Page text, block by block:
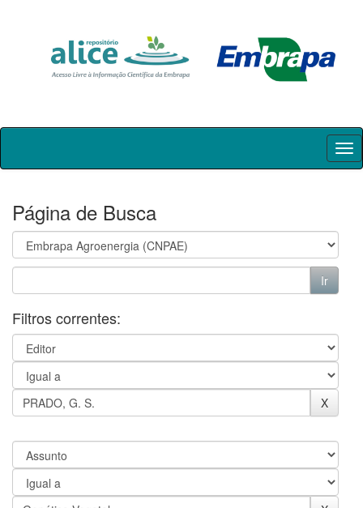
Skip
Página de Busca
Filtros correntes: